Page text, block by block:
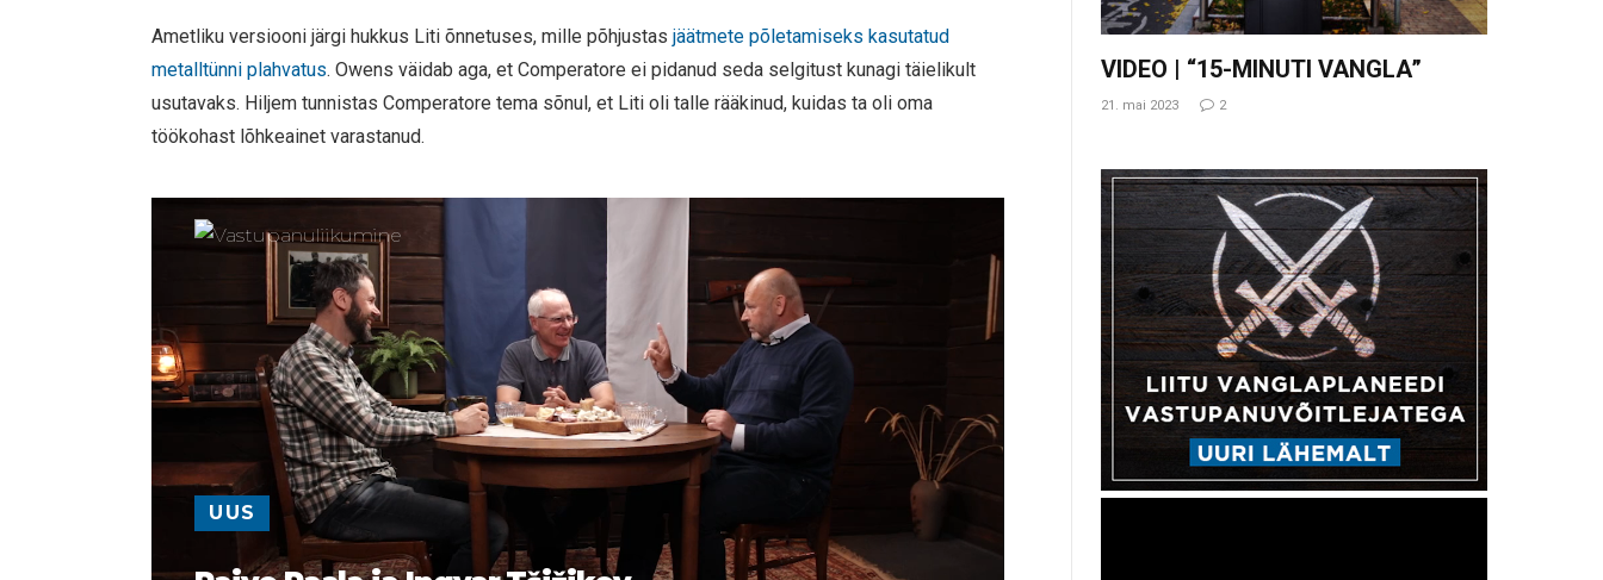
Ametliku versiooni järgi hukkus Liti õnnetuses, mille põhjustasjäätmete põletamiseks kasutatud
metalltünni plahvatus. Owens väidab aga, et Comperatore ei pidanud seda selgitust kunagi täielikult
usutavaks. Hiljem tunnistas Comperatore tema sõnul, et Liti oli talle rääkinud, kuidas ta oli oma
töökohast lõhkeainet varastanud.
UUS
VIDEO | “15-MINUTI VANGLA”
21. mai 2023 2